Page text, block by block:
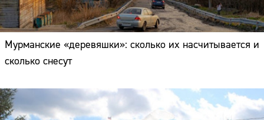
Мурманские «деревяшки»: сколько их насчитывается и
сколько снесут